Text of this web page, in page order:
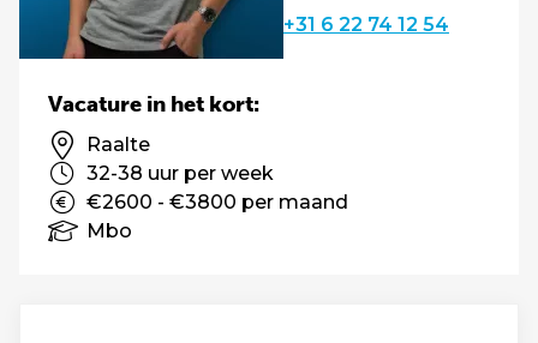
+31 6 22 74 12 54
Vacature in het kort:
Raalte
32-38 uur per week
€2600 - €3800 per maand
Mbo